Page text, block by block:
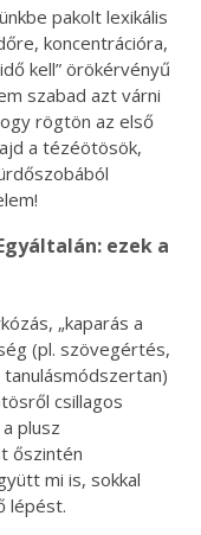
pakolt lexikális
koncentrációra,
kell” örökérvényű
szabad azt várni
rögtön az első
a tézéötösök,
ezek a
„kaparás a
(pl. szövegértés,
csillagos
plusz
őszintén
mi is, sokkal
lépést.